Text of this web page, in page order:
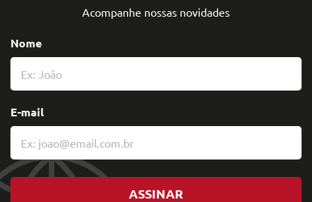
Acompanhe nossas novidades
Nome
E-mail
ASSINAR